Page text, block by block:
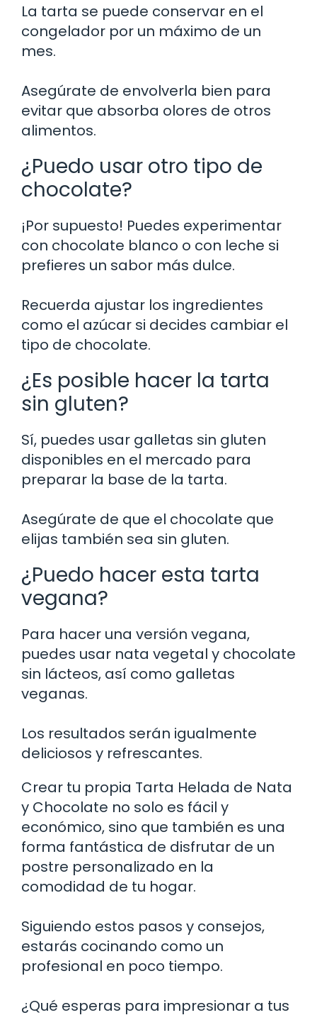
La tarta se puede conservar en el
congelador por un máximo de un
mes.
Asegúrate de envolverla bien para
evitar que absorba olores de otros
alimentos.
¿Puedo usar otro tipo de
chocolate?
¡Por supuesto! Puedes experimentar
con chocolate blanco o con leche si
prefieres un sabor más dulce.
Recuerda ajustar los ingredientes
como el azúcar si decides cambiar el
tipo de chocolate.
¿Es posible hacer la tarta
sin gluten?
Sí, puedes usar galletas sin gluten
disponibles en el mercado para
preparar la base de la tarta.
Asegúrate de que el chocolate que
elijas también sea sin gluten.
¿Puedo hacer esta tarta
vegana?
Para hacer una versión vegana,
puedes usar nata vegetal y chocolate
sin lácteos, así como galletas
veganas.
Los resultados serán igualmente
deliciosos y refrescantes.
Crear tu propia Tarta Helada de Nata
y Chocolate no solo es fácil y
económico, sino que también es una
forma fantástica de disfrutar de un
postre personalizado en la
comodidad de tu hogar.
Siguiendo estos pasos y consejos,
estarás cocinando como un
profesional en poco tiempo.
¿Qué esperas para impresionar a tus